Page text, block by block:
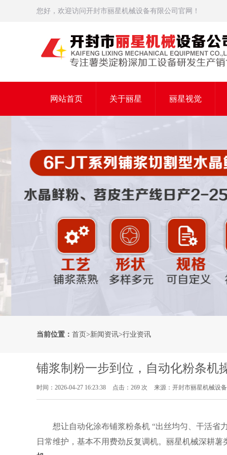
您好，欢迎访问开封市丽星机械设备有限公司官网！
网站首页 关于丽星 丽星视觉
当前位置： 首页>新闻资讯>行业资讯
铺浆制粉一步到位，自动化粉条机
时间：2026-04-27 16:23:38 点击：269 次 来源：开封市丽星机械设
想让自动化涂布铺浆粉条机 “出丝均匀、干活省
日常维护，基本不用费劲反复调机。丽星机械深耕